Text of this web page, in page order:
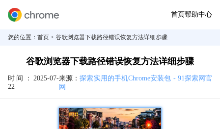
首页帮助中心
您的位置： 首页 > 谷歌浏览器下载路径错误恢复方法详细步骤
谷歌浏览器下载路径错误恢复方法详细步骤
时间： 2025-07-
22
来源：探索实用的手机Chrome安装包 - 91探索网官
网